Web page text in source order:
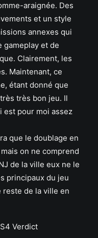
araignée. Des
et un style
annexes qui
gameplay et de
Clairement, les
Maintenant, ce
étant donné que
très bon jeu. Il
est pour moi assez
que le doublage en
on ne comprend
de la ville eux ne le
principaux du jeu
reste de la ville en